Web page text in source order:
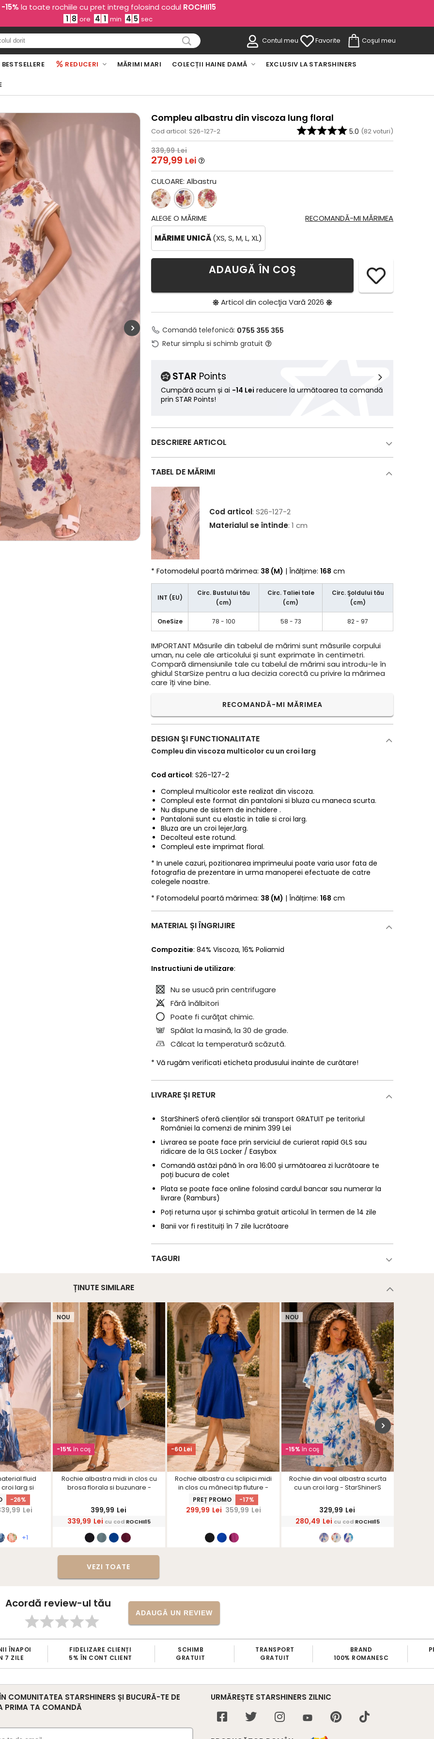
-15% la toate rochiile cu pret intreg folosind codul ROCHII15
1 8 ore 4 1 min 4 4 sec
Contul meu Favorite Coşul meu
BESTSELLERE REDUCERI MĂRIMI MARI COLECȚII HAINE DAMĂ EXCLUSIV LA STARSHINERS
Compleu albastru din viscoza lung floral
Cod articol: S26-127-2 5.0 (82voturi)
339,99 Lei
279,99 Lei
CULOARE:Albastru
RECOMANDĂ-MI MĂRIMEA
ALEGE O MĂRIME
MĂRIME UNICĂ(XS, S, M, L, XL)
ADAUGĂ ÎN COŞ
Articol din colecţia Vară 2026
Comandă telefonică: 0755 355 355
Retur simplu si schimb gratuit
STAR Points
Cumpără acum și ai -14 Lei reducere la următoarea ta comandă
prin STAR Points!
DESCRIERE ARTICOL
TABEL DE MĂRIMI
Cod articol: S26-127-2
Materialul se întinde: 1 cm
* Fotomodelul poartă mărimea: 38 (M) | Înălțime:168 cm
INT (EU)
Circ. Bustului tău
(cm)
Circ. Taliei tale
(cm)
Circ. Şoldului tău
(cm)
OneSize 78 - 100 58 - 73 82 - 97
IMPORTANT Măsurile din tabelul de mărimi sunt măsurile corpului
uman, nu cele ale articolului și sunt exprimate în centimetri.
Compară dimensiunile tale cu tabelul de mărimi sau introdu-le în
ghidul StarSize pentru a lua decizia corectă cu privire la mărimea
care îți vine bine.
RECOMANDĂ-MI MĂRIMEA
DESIGN ŞI FUNCTIONALITATE
Compleu din viscoza multicolor cu un croi larg
Cod articol: S26-127-2
Compleul multicolor este realizat din viscoza.
Compleul este format din pantaloni si bluza cu maneca scurta.
Nu dispune de sistem de inchidere .
Pantalonii sunt cu elastic in talie si croi larg.
Bluza are un croi lejer,larg.
Decolteul este rotund.
Compleul este imprimat floral.
* In unele cazuri, pozitionarea imprimeului poate varia usor fata de
fotografia de prezentare in urma manoperei efectuate de catre
colegele noastre.
* Fotomodelul poartă mărimea: 38 (M) | Înălțime:168 cm
MATERIAL ȘI ÎNGRIJIRE
Compozitie:84% Viscoza,16% Poliamid
Instructiuni de utilizare:
Nu se usucă prin centrifugare
Fără înălbitori
Poate fi curăţat chimic.
Spălat la masină, la 30 de grade.
Călcat la temperatură scăzută.
* Vă rugăm verificati eticheta produsului inainte de curătare!
LIVRARE ȘI RETUR
StarShinerS oferă clienților săi transport GRATUIT pe teritoriul
României la comenzi de minim 399 Lei
Livrarea se poate face prin serviciul de curierat rapid GLS sau
ridicare de la GLS Locker / Easybox
Comandă astăzi până în ora 16:00 și următoarea zi lucrătoare te
poți bucura de colet
Plata se poate face online folosind cardul bancar sau numerar la
livrare (Ramburs)
Poți returna ușor și schimba gratuit articolul în termen de 14 zile
Banii vor fi restituiți în 7 zile lucrătoare
TAGURI
ȚINUTE SIMILARE
fluid
larg si
floral-26%
Lei
+1
-15% în coş
NOU
Rochie albastra midi in clos cu
brosa florala si buzunare -
399,99 Lei
339,99 Lei cu cod ROCHII15
-60 Lei
Rochie albastra cu sclipici midi
in clos cu mâneci tip fluture -
StarShinerS
PREȚ PROMO -17%
299,99 Lei 359,99 Lei
-15% în coş
NOU
Rochie din voal albastra scurta
cu un croi larg - StarShinerS
329,99 Lei
280,49 Lei cu cod ROCHII15
VEZI TOATE
Acordă review-ul tău
ADAUGĂ UN REVIEW
FIDELIZARE CLIENȚI
5% ÎN CONT CLIENT
SCHIMB
GRATUIT
TRANSPORT
GRATUIT
BRAND
100% ROMANESC
COMUNITATEA STARSHINERS ȘI BUCURĂ-TE DE
PRIMA TA COMANDĂ
URMĂREȘTE STARSHINERS ZILNIC